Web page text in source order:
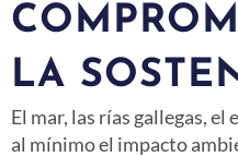
LA
El mar, las rías gallegas,
al mínimo el impacto